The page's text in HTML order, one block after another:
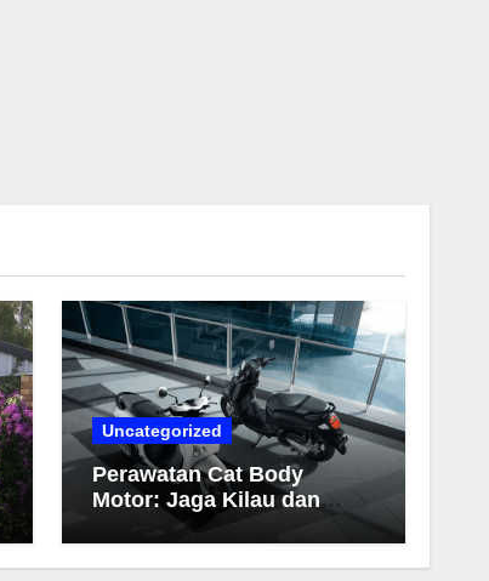
Uncategorized
Perawatan Cat Body
Motor: Jaga Kilau dan
Warna Tetap Awet